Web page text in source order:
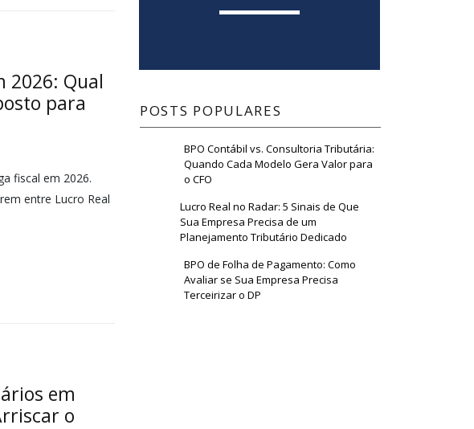
2026: Qual
para
fiscal em 2026.
entre Lucro Real
em
o
POSTS POPULARES
BPO Contábil vs. Consultoria Tributária:
Quando Cada Modelo Gera Valor para
o CFO
Lucro Real no Radar: 5 Sinais de Que
Sua Empresa Precisa de um
Planejamento Tributário Dedicado
BPO de Folha de Pagamento: Como
Avaliar se Sua Empresa Precisa
Terceirizar o DP